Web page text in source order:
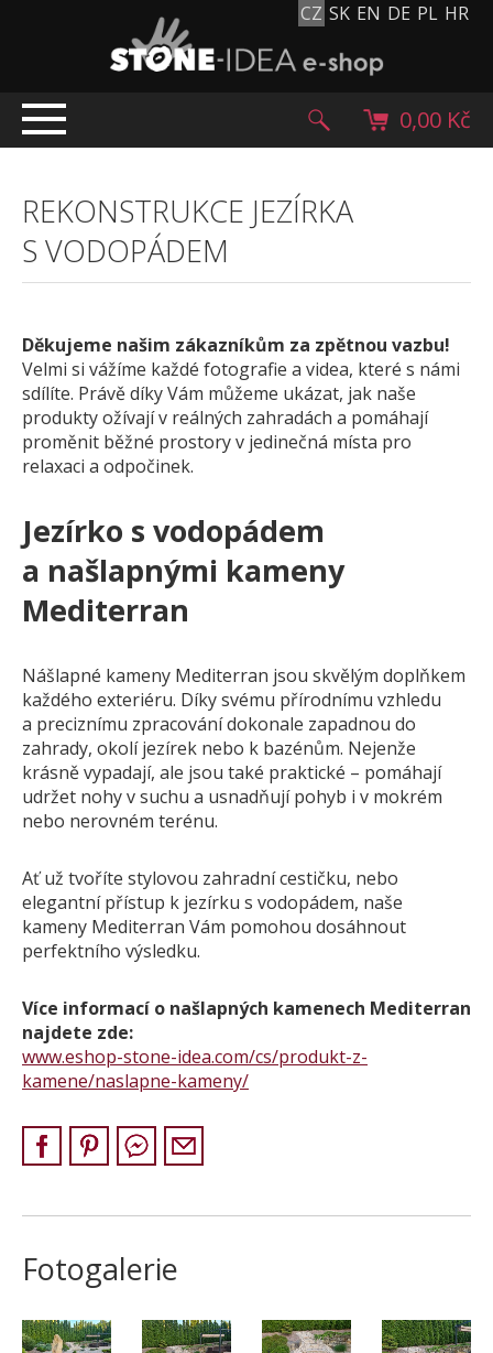
CZ SK EN DE PL HR
TOP NABÍDKA
PRODUKTY
Mlatové povrchy
Historické dlažební kostky
Lávové kameny
Kamenný koberec
Kamenné dlažby a obklady
Oblázky, valouny a granulát
Pískovec
Solitéry
Kamenné bloky
Výrobky z kamene na zakázku
Creative Floor
Terazzo
Doplňkový sortiment
DLAŽEBNÍ KOSTKY
KAMENNÉ DLAŽBY, OBKLADY
ZAKÁZKY NA MÍRU
VÝPRODEJ
NOVINKY
KONTAKT
0,00 Kč
REKONSTRUKCE JEZÍRKA
S VODOPÁDEM
Děkujeme našim zákazníkům za zpětnou vazbu!
Velmi si vážíme každé fotografie a videa, které s námi
sdílíte. Právě díky Vám můžeme ukázat, jak naše
produkty ožívají v reálných zahradách a pomáhají
proměnit běžné prostory v jedinečná místa pro
relaxaci a odpočinek.
Jezírko s vodopádem
a našlapnými kameny
Mediterran
Nášlapné kameny Mediterran jsou skvělým doplňkem
každého exteriéru. Díky svému přírodnímu vzhledu
a preciznímu zpracování dokonale zapadnou do
zahrady, okolí jezírek nebo k bazénům. Nejenže
krásně vypadají, ale jsou také praktické – pomáhají
udržet nohy v suchu a usnadňují pohyb i v mokrém
nebo nerovném terénu.
Ať už tvoříte stylovou zahradní cestičku, nebo
elegantní přístup k jezírku s vodopádem, naše
kameny Mediterran Vám pomohou dosáhnout
perfektního výsledku.
Více informací o našlapných kamenech Mediterran
najdete zde:
www.eshop-stone-idea.com/cs/produkt-z-
kamene/naslapne-kameny/
Fotogalerie